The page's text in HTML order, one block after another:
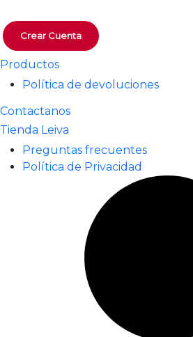
Crear Cuenta
Productos
Política de devoluciones
Contactanos
Tienda Leiva
Preguntas frecuentes
Política de Privacidad